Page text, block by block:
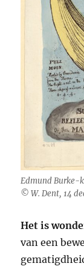
Edmund Burke-
© W. Dent, 14
Het is
van een